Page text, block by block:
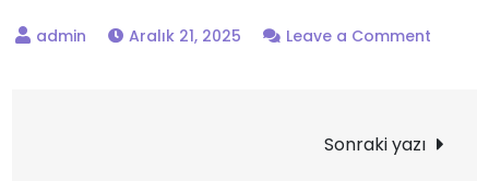
Aralık 21, 2025 Leave a Comment
Sonraki yazı